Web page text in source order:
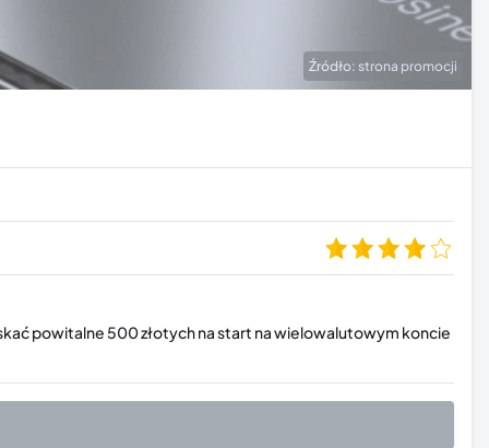
Źródło: strona promocji
powitalne 500 złotych na start na wielowalutowym koncie